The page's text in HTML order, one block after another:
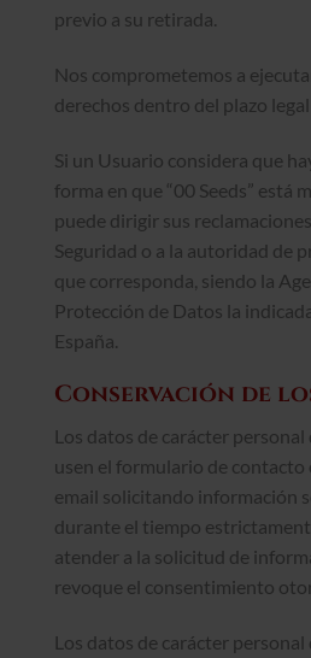
previo a su retirada.
Nos comprometemos a
derechos dentro del plazo
Si un Usuario considera que
forma en que “00 Seeds” está
puede dirigir sus
Seguridad o a la autoridad de
que corresponda, siendo la
Protección de Datos la
España.
Conservación de
Los datos de carácter
usen el formulario de contacto
email solicitando información
durante el tiempo
atender a la solicitud de
revoque el consentimiento
Los datos de carácter